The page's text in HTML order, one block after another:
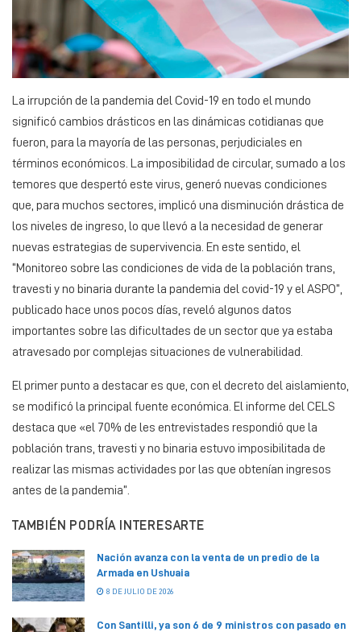
La irrupción de la pandemia del Covid-19 en todo el mundo
significó cambios drásticos en las dinámicas cotidianas que
fueron, para la mayoría de las personas, perjudiciales en
términos económicos. La imposibilidad de circular, sumado a los
temores que despertó este virus, generó nuevas condiciones
que, para muchos sectores, implicó una disminución drástica de
los niveles de ingreso, lo que llevó a la necesidad de generar
nuevas estrategias de supervivencia. En este sentido, el
“Monitoreo sobre las condiciones de vida de la población trans,
travesti y no binaria durante la pandemia del covid-19 y el ASPO”,
publicado hace unos pocos días, reveló algunos datos
importantes sobre las dificultades de un sector que ya estaba
atravesado por complejas situaciones de vulnerabilidad.
El primer punto a destacar es que, con el decreto del aislamiento,
se modificó la principal fuente económica. El informe del CELS
destaca que «el 70% de les entrevistades respondió que la
población trans, travesti y no binaria estuvo imposibilitada de
realizar las mismas actividades por las que obtenían ingresos
antes de la pandemia”.
TAMBIÉN PODRÍA INTERESARTE
Nación avanza con la venta de un predio de la
Armada en Ushuaia
8 DE JULIO DE 2026
Con Santilli, ya son 6 de 9 ministros con pasado en